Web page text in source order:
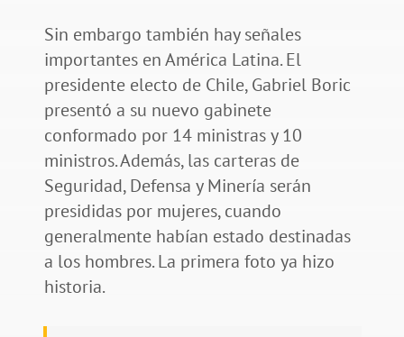
Sin embargo también hay señales
importantes en América Latina. El
presidente electo de Chile, Gabriel Boric
presentó a su nuevo gabinete
conformado por 14 ministras y 10
ministros. Además, las carteras de
Seguridad, Defensa y Minería serán
presididas por mujeres, cuando
generalmente habían estado destinadas
a los hombres. La primera foto ya hizo
historia.